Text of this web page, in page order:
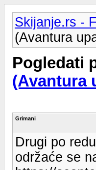
Skijanje.rs -
(Avantura
Pogledati
(Avantura
Grimani
Drugi po
održaće se